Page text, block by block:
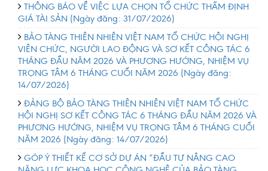
THÔNG BÁO VỀ VIỆC LỰA CHỌN TỔ CHỨC THẨM ĐỊNH
GIÁ TÀI SẢN (Ngày đăng: 31/07/2026)
BẢO TÀNG THIÊN NHIÊN VIỆT NAM TỔ CHỨC HỘI NGHỊ
VIÊN CHỨC, NGƯỜI LAO ĐỘNG VÀ SƠ KẾT CÔNG TÁC 6
THÁNG ĐẦU NĂM 2026 VÀ PHƯƠNG HƯỚNG, NHIỆM VỤ
TRỌNG TÂM 6 THÁNG CUỐI NĂM 2026 (Ngày đăng:
14/07/2026)
ĐẢNG BỘ BẢO TÀNG THIÊN NHIÊN VIỆT NAM TỔ CHỨC
HỘI NGHỊ SƠ KẾT CÔNG TÁC 6 THÁNG ĐẦU NĂM 2026 VÀ
PHƯƠNG HƯỚNG, NHIỆM VỤ TRỌNG TÂM 6 THÁNG CUỐI
NĂM 2026 (Ngày đăng: 14/07/2026)
GÓP Ý THIẾT KẾ CƠ SỞ DỰ ÁN “ĐẦU TƯ NÂNG CAO